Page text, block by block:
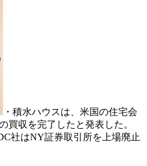
・積水ハウスは、米国の住宅会
買収を完了したと発表した。
社はNY証券取引所を上場廃止